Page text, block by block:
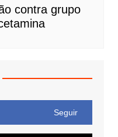
contra grupo
Seguir